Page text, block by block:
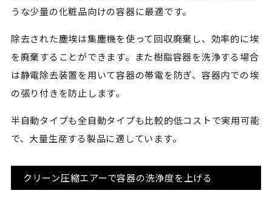
うな少量の化粧品向けの容器に最適です。
除去された塵埃は集塵機を使って回収廃棄し、効率的に埃
を廃棄することができます。また樹脂容器を洗浄する場合
は静電除去装置を用いて容器の帯電を防ぎ、容器内での埃
の張り付きを防止します。
半自動タイプも全自動タイプも比較的低コストで実用可能
で、大量生産する製品に適しています。
クリーン圧縮エアーで容器の洗浄度を上げる